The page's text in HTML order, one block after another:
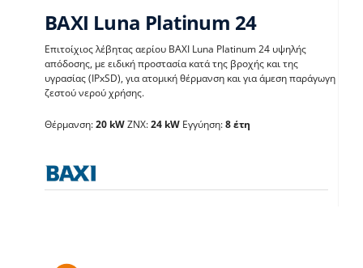
BAXI Luna Platinum 24
Λέβητες με άμεση παραγωγή ΖΝX
BAXI Luna Platinum 24
Επιτοίχιος λέβητας αερίου BAXI Luna Platinum 24 υψηλής
απόδοσης, με ειδική προστασία κατά της βροχής και της
υγρασίας (IPxSD), για ατομική θέρμανση και για άμεση παράγωγη
ζεστού νερού χρήσης.
Θέρμανση:20 kWΖΝΧ:24 kWΕγγύηση:8 έτη